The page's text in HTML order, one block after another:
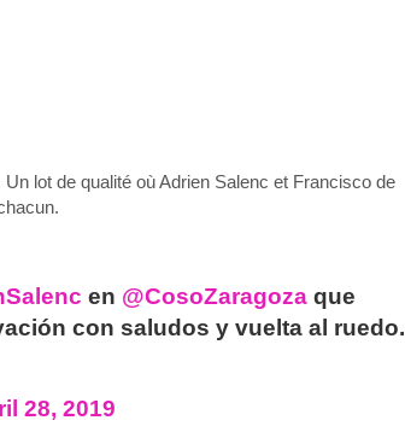
lot de qualité où Adrien Salenc et Francisco de
en @CosoZaragozaque
con saludos y vuelta al ruedo.
28, 2019